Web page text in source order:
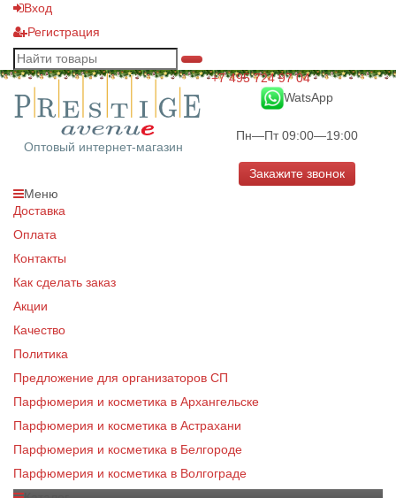
Вход
Регистрация
Оптовый интернет-магазин
+7 495 724 97 04
WatsApp
Пн—Пт 09:00—19:00
Закажите звонок
Меню
Доставка
Оплата
Контакты
Как сделать заказ
Акции
Качество
Политика
Предложение для организаторов СП
Парфюмерия и косметика в Архангельске
Парфюмерия и косметика в Астрахани
Парфюмерия и косметика в Белгороде
Парфюмерия и косметика в Волгограде